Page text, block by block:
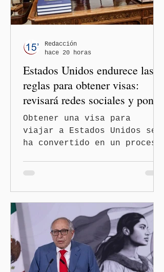
orientaciones políticas de
los gobiernos, llegan por
— es importante que México
tenga relaciones
diplomáticas con el mu
Estados Unidos endurece las
reglas para obtener visas:
revisará redes sociales y pone
freno al Turismo de
Nacimiento
Obtener una visa para
viajar a Estados Unidos se
ha convertido en un proceso
Estado amplió la revisión
de la presencia digital de
los solicitantes, mientras
Washington busca cerrar el
paso al llamado “turismo de
nacimiento” y reforzar los
controles migratorios.
Redacción
hace 20 horas